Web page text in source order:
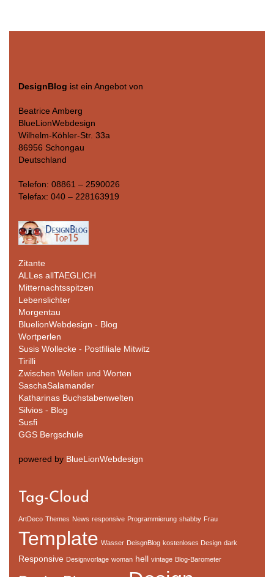
DesignBlog ist ein Angebot von
Beatrice Amberg
BlueLionWebdesign
Wilhelm-Köhler-Str. 33a
86956 Schongau
Deutschland
Telefon: 08861 – 2590026
Telefax: 040 – 228163919
Zitante
ALLes allTAEGLICH
Mitternachtsspitzen
Lebenslichter
Morgentau
BluelionWebdesign - Blog
Wortperlen
Susis Wollecke - Postfiliale Mitwitz
Tirilli
Zwischen Wellen und Worten
SaschaSalamander
Katharinas Buchstabenwelten
Silvios - Blog
Susfi
GGS Bergschule
powered by BlueLionWebdesign
Tag-Cloud
ArtDeco Themes News responsive Programmierung shabby Frau
Template Wasser DeisgnBlog kostenloses Design dark
Responsive Designvorlage woman hell vintage Blog-Barometer